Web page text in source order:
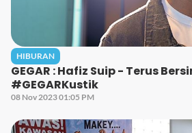
HIBURAN
GEGAR : Hafiz Suip - Terus
#GEGARKustik
08 Nov 2023 01:05 PM